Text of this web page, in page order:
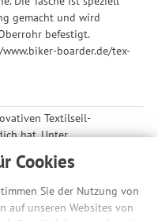
Cookies
Sie der Nutzung von
auf unseren Websites von
gemacht und wird
befestigt.
boarder.de/tex-
Textilseil-
hat. Unter
Schutz, komfortable
stilvolles Design
Klappern, keine